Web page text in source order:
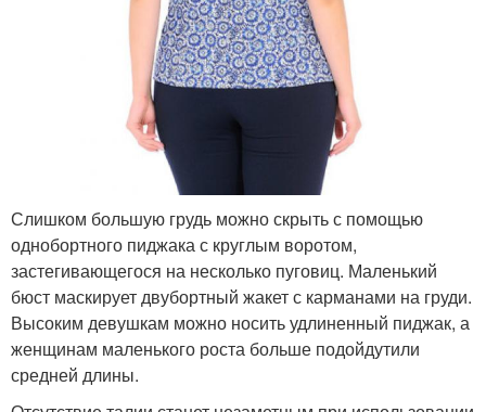
Слишком большую грудь можно скрыть с помощью
однобортного пиджака с круглым воротом,
застегивающегося на несколько пуговиц. Маленький
бюст маскирует двубортный жакет с карманами на груди.
Высоким девушкам можно носить удлиненный пиджак, а
женщинам маленького роста больше подойдутили
средней длины.